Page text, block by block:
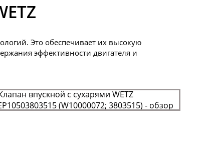
Это обеспечивает их высокую
эффективности двигателя и